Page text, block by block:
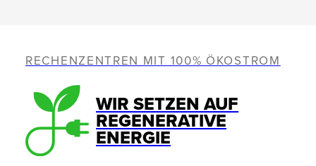
RECHENZENTREN MIT 100% ÖKOSTROM
WIR SETZEN AUF
REGENERATIVE
ENERGIE